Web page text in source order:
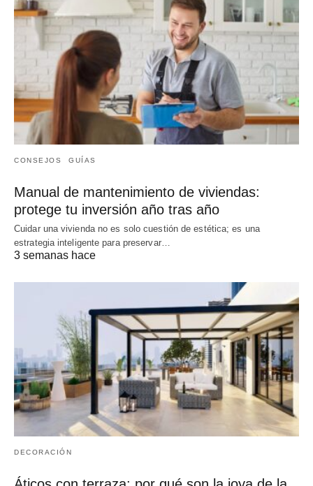
CONSEJOS GUÍAS
Manual de mantenimiento de viviendas:
protege tu inversión año tras año
Cuidar una vivienda no es solo cuestión de estética; es una
estrategia inteligente para preservar…
3 semanas hace
DECORACIÓN